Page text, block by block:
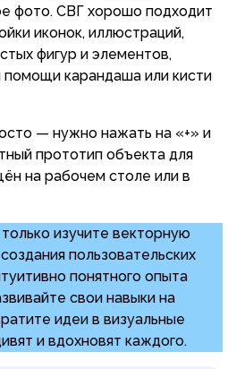
фото. СВГ хорошо подходит
иконок, иллюстраций,
фигур и элементов,
карандаша или кисти
— нужно нажать на «+» и
прототип объекта для
на рабочем столе или в
изучите векторную
пользовательских
понятного опыта
свои навыки на
идеи в визуальные
и вдохновят каждого.